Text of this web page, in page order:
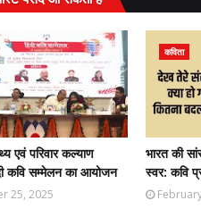
एवं परिवार कल्याण
कवि सम्मेलन का आयोजन
25, 2025
कविता
भारत की
स्वर: कवि